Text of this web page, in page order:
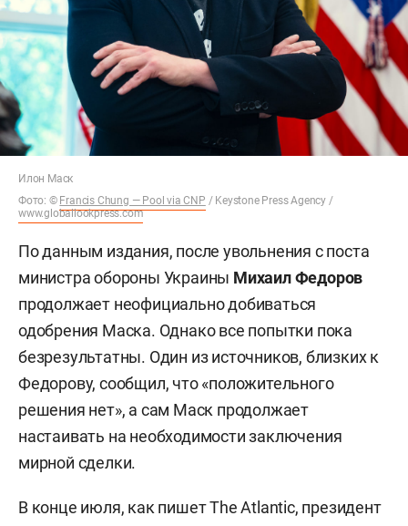
Илон Маск
Фото: © Francis Chung — Pool via CNP / Keystone Press Agency /
www.globallookpress.com
По данным издания, после увольнения с поста
министра обороны Украины Михаил Федоров
продолжает неофициально добиваться
одобрения Маска. Однако все попытки пока
безрезультатны. Один из источников, близких к
Федорову, сообщил, что «положительного
решения нет», а сам Маск продолжает
настаивать на необходимости заключения
мирной сделки.
В конце июля, как пишет The Atlantic, президент